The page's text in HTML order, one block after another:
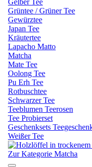
Gelber Tee
Grüntee / Grüner Tee
Gewürztee
Japan Tee
Kräutertee
Lapacho Matto
Matcha
Mate Tee
Oolong Tee
Pu Erh Tee
Rotbuschtee
Schwarzer Tee
Teeblumen Teerosen
Tee Probierset
Geschenksets
Weißer Tee
Zur Kategorie Matcha